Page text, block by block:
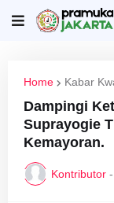
Home Kabar
Dampingi
Suprayogie
Kemayoran.
Kontributor -